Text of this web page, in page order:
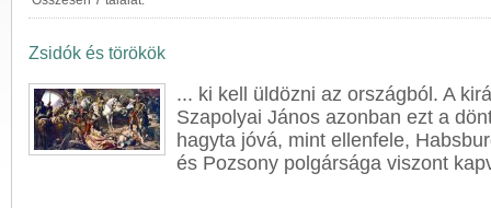
Zsidók és törökök
... ki kell üldözni az országból. A
Szapolyai János azonban ezt a
hagyta jóvá, mint ellenfele,
és Pozsony polgársága viszont